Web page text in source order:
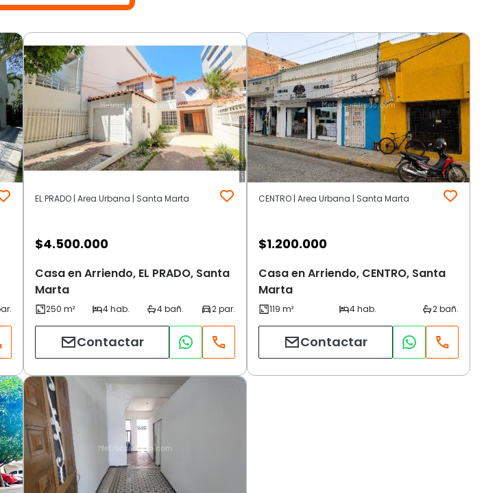
EL PRADO | Area Urbana | Santa Marta
$4.500.000
Casa en Arriendo, EL PRADO, Santa
Marta
Contactar
CENTRO | Area Urbana | Santa Marta
$1.200.000
Casa en Arriendo, CENTRO, Santa
Marta
Contactar